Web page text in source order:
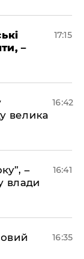
–
17:15
велика
16:42
–
влади
16:41
16:35